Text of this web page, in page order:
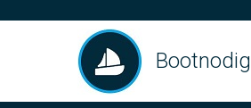
Bootnodig